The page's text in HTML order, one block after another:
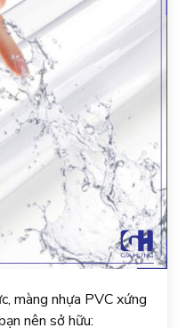
màng nhựa PVC xứng
nên sở hữu: